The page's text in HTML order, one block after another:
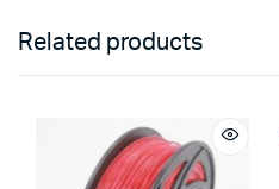
Related products